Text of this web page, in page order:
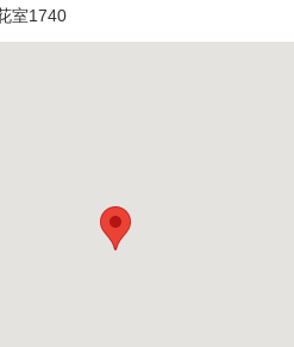
室1740